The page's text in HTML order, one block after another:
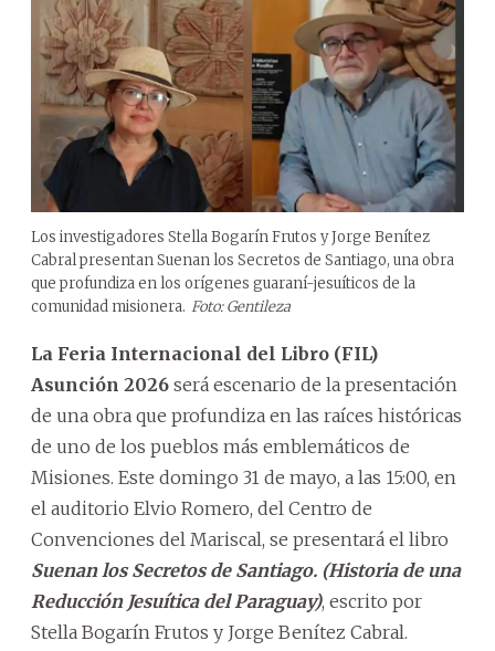
Los investigadores Stella Bogarín Frutos y Jorge Benítez
Cabral presentan Suenan los Secretos de Santiago, una obra
que profundiza en los orígenes guaraní-jesuíticos de la
comunidad misionera. Foto: Gentileza
La Feria Internacional del Libro (FIL)
Asunción 2026 será escenario de la presentación
de una obra que profundiza en las raíces históricas
de uno de los pueblos más emblemáticos de
Misiones. Este domingo 31 de mayo, a las 15:00, en
el auditorio Elvio Romero, del Centro de
Convenciones del Mariscal, se presentará el libro
Suenan los Secretos de Santiago. (Historia de una
Reducción Jesuítica del Paraguay), escrito por
Stella Bogarín Frutos y Jorge Benítez Cabral.